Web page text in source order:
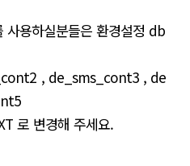
사용하실분들은 환경설정 db
, de_sms_cont3 , de
로 변경해 주세요.